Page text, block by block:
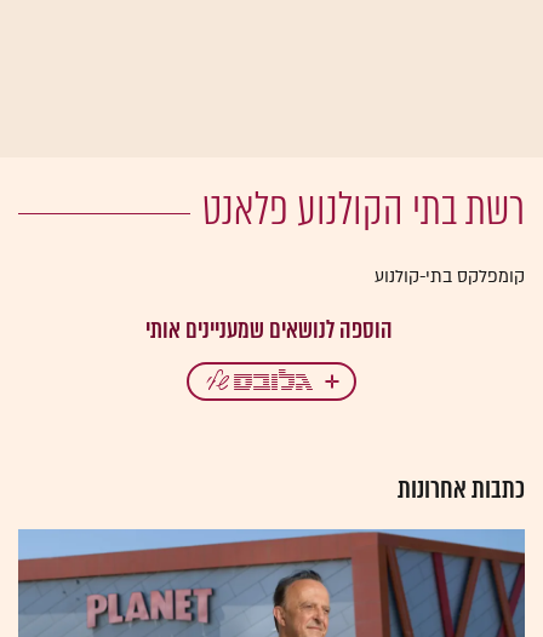
רשת בתי הקולנוע פלאנט
קומפלקס בתי-קולנוע
כתבות אחרונות